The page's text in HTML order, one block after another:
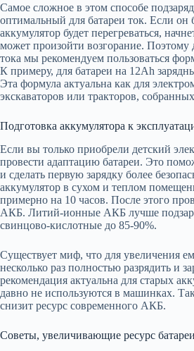
Самое сложное в этом способе
оптимальный для батареи ток. Если
аккумулятор будет перегреваться,
может произойти возгорание. Поэтому
тока мы рекомендуем пользоваться
К примеру, для батареи на 12Ah
Эта формула актуальна как для
экскаваторов или тракторов, собранных
Подготовка аккумулятора к
Если вы только приобрели детский
провести адаптацию батареи. Это
и сделать первую зарядку более
аккумулятор в сухом и теплом
примерно на 10 часов. После этого
АКБ. Литий-ионные АКБ лучше
свинцово-кислотные до 85-90%.
Существует миф, что для увеличения
несколько раз полностью разрядить и
рекомендация актуальна для старых
давно не используются в машинках.
снизит ресурс современного АКБ.
Советы, увеличивающие ресурс батареи